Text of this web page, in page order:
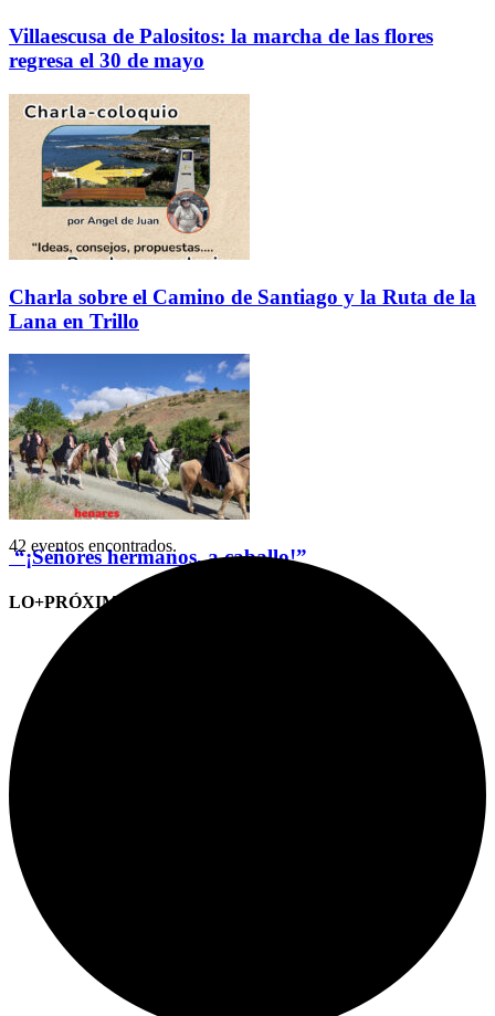
Villaescusa de Palositos: la marcha de las flores
regresa el 30 de mayo
Charla sobre el Camino de Santiago y la Ruta de la
Lana en Trillo
“¡Señores hermanos, a caballo!”
LO+PRÓXIMO (CITAS)
42 eventos encontrados.